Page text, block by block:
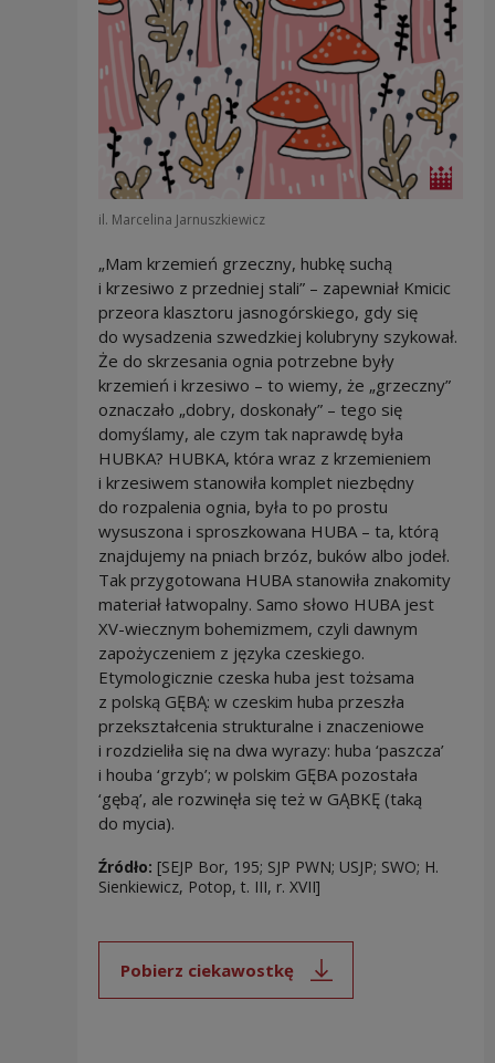
il. Marcelina Jarnuszkiewicz
„Mam krzemień grzeczny, hubkę suchą
i krzesiwo z przedniej stali” – zapewniał Kmicic
przeora klasztoru jasnogórskiego, gdy się
do wysadzenia szwedzkiej kolubryny szykował.
Że do skrzesania ognia potrzebne były
krzemień i krzesiwo – to wiemy, że „grzeczny”
oznaczało „dobry, doskonały” – tego się
domyślamy, ale czym tak naprawdę była
HUBKA? HUBKA, która wraz z krzemieniem
i krzesiwem stanowiła komplet niezbędny
do rozpalenia ognia, była to po prostu
wysuszona i sproszkowana HUBA – ta, którą
znajdujemy na pniach brzóz, buków albo jodeł.
Tak przygotowana HUBA stanowiła znakomity
materiał łatwopalny. Samo słowo HUBA jest
XV-wiecznym bohemizmem, czyli dawnym
zapożyczeniem z języka czeskiego.
Etymologicznie czeska huba jest tożsama
z polską GĘBĄ: w czeskim huba przeszła
przekształcenia strukturalne i znaczeniowe
i rozdzieliła się na dwa wyrazy: huba ‘paszcza’
i houba ‘grzyb’; w polskim GĘBA pozostała
‘gębą’, ale rozwinęła się też w GĄBKĘ (taką
do mycia).
Źródło: [SEJP Bor, 195; SJP PWN; USJP; SWO; H.
Sienkiewicz, Potop, t. III, r. XVII]
Pobierz ciekawostkę
Uwaga, link zostanie otwarty